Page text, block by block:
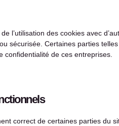
l’utilisation des cookies avec
sécurisée. Certaines parties
confidentialité de ces entreprises.
correct de certaines parties du